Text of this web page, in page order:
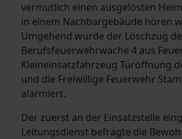
vermutlich einen ausgelösten
in einem Nachbargebäude hören
Umgehend wurde der Löschzug
Berufsfeuerwehrwache 4 aus
Kleineinsatzfahrzeug Türöffnung
und die Freiwillige Feuerwehr
alarmiert.
Der zuerst an der Einsatzstelle
Leitungsdienst befragte die